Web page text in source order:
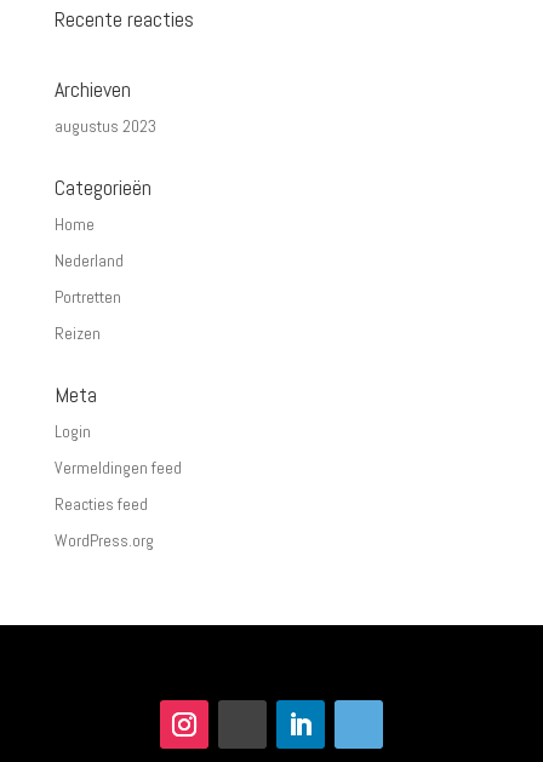
Recente reacties
Archieven
augustus 2023
Categorieën
Home
Nederland
Portretten
Reizen
Meta
Login
Vermeldingen feed
Reacties feed
WordPress.org